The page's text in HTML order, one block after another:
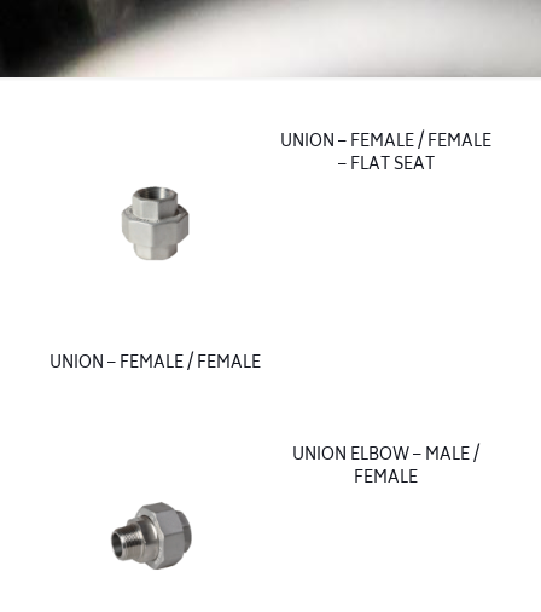
UNION – FEMALE / FEMALE
UNION – FEMALE / FEMALE
– FLAT SEAT
UNION ELBOW – MALE /
FEMALE